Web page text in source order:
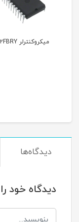
میکروکنترلر ATMEGA8A-U
دیدگاه‌ها
دیدگاه خود